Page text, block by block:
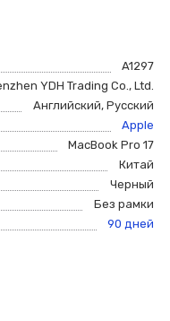
A1297
YDH Trading Co., Ltd.
Английский, Русский
Apple
MacBook Pro 17
Китай
Черный
Без рамки
90 дней